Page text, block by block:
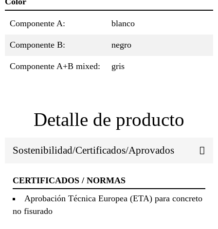
Componente A: blanco
Componente B: negro
Componente A+B mixed: gris
Detalle de producto
Sostenibilidad/Certificados/Aprovados
CERTIFICADOS / NORMAS
Aprobación Técnica Europea (ETA) para concreto
no fisurado